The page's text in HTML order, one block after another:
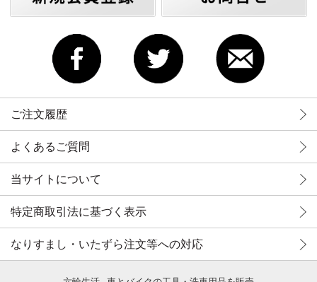
ご注文履歴
よくあるご質問
当サイトについて
特定商取引法に基づく表示
なりすまし・いたずら注文等への対応